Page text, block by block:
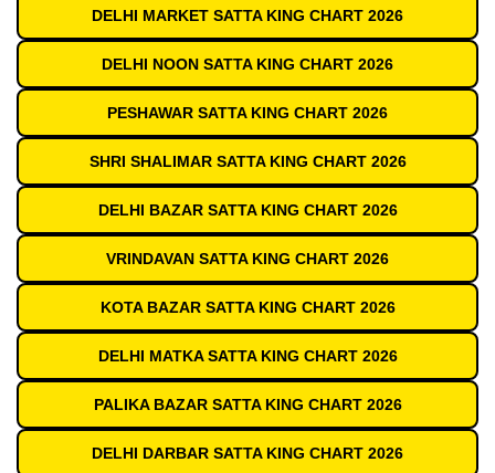
DELHI MARKET SATTA KING CHART 2026
DELHI NOON SATTA KING CHART 2026
PESHAWAR SATTA KING CHART 2026
SHRI SHALIMAR SATTA KING CHART 2026
DELHI BAZAR SATTA KING CHART 2026
VRINDAVAN SATTA KING CHART 2026
KOTA BAZAR SATTA KING CHART 2026
DELHI MATKA SATTA KING CHART 2026
PALIKA BAZAR SATTA KING CHART 2026
DELHI DARBAR SATTA KING CHART 2026